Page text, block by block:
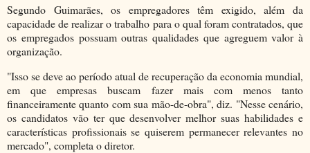
Segundo Guimarães, os empregadores têm exigido, além da
capacidade de realizar o trabalho para o qual foram contratados, que
os empregados possuam outras qualidades que agreguem valor à
organização.
"Isso se deve ao período atual de recuperação da economia mundial,
em que empresas buscam fazer mais com menos tanto
financeiramente quanto com sua mão-de-obra", diz. "Nesse cenário,
os candidatos vão ter que desenvolver melhor suas habilidades e
características profissionais se quiserem permanecer relevantes no
mercado", completa o diretor.